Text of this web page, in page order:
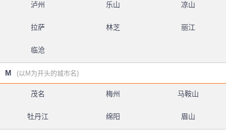
泸州 乐山 凉山
拉萨 林芝 丽江
临沧
M (以M为开头的城市名)
茂名 梅州 马鞍山
牡丹江 绵阳 眉山